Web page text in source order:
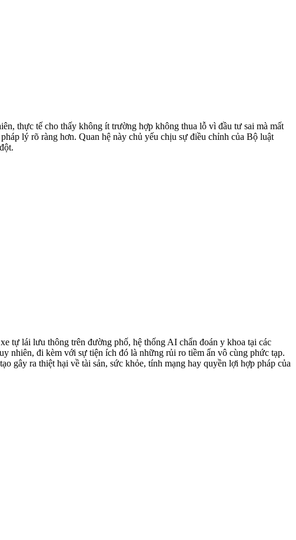
thực tế cho thấy không ít trường hợp không thua lỗ vì đầu tư sai mà mất
lý rõ ràng hơn. Quan hệ này chủ yếu chịu sự điều chỉnh của Bộ luật
tự lái lưu thông trên đường phố, hệ thống AI chẩn đoán y khoa tại các
nhiên, đi kèm với sự tiện ích đó là những rủi ro tiềm ẩn vô cùng phức tạp.
gây ra thiệt hại về tài sản, sức khỏe, tính mạng hay quyền lợi hợp pháp của